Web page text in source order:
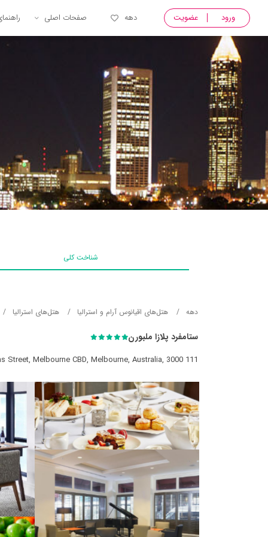
ورود عضویت دهه صفحات اصلی
شناخت کلی
دهه هتل‌های اقیانوس آرام و استرالیا هتل‌های استرالیا
ستامفرد پلازا ملبورن
111 Little Collins Street, Melbourne CBD, Melbourne, Australia, 3000